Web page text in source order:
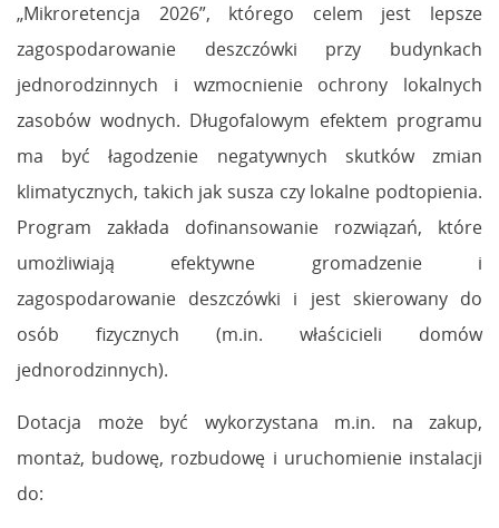
„Mikroretencja 2026”, którego celem jest lepsze
zagospodarowanie deszczówki przy budynkach
jednorodzinnych i wzmocnienie ochrony lokalnych
zasobów wodnych. Długofalowym efektem programu
ma być łagodzenie negatywnych skutków zmian
klimatycznych, takich jak susza czy lokalne podtopienia.
Program zakłada dofinansowanie rozwiązań, które
umożliwiają efektywne gromadzenie i
zagospodarowanie deszczówki i jest skierowany do
osób fizycznych (m.in. właścicieli domów
jednorodzinnych).
Dotacja może być wykorzystana m.in. na zakup,
montaż, budowę, rozbudowę i uruchomienie instalacji
do: